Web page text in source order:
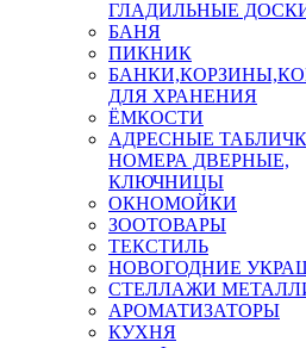
ГЛАДИЛЬНЫЕ
БАНЯ
ПИКНИК
ДЛЯ ХРАНЕНИЯ
ЁМКОСТИ
АДРЕСНЫЕ
НОМЕРА ДВЕРНЫЕ,
КЛЮЧНИЦЫ
ОКНОМОЙКИ
ЗООТОВАРЫ
ТЕКСТИЛЬ
НОВОГОДНИЕ
СТЕЛЛАЖИ
АРОМАТИЗАТОРЫ
КУХНЯ